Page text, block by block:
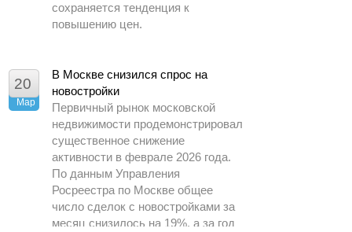
сохраняется тенденция к
повышению цен.
20
Мар
В Москве снизился спрос на
новостройки
Первичный рынок московской
недвижимости продемонстрировал
существенное снижение
активности в феврале 2026 года.
По данным Управления
Росреестра по Москве общее
число сделок с новостройками за
месяц снизилось на 19%, а за год